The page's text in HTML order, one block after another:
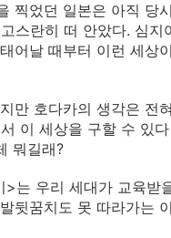
찍었던 일본은 아직 당
스란히 떠 안았다. 심
어날 때부터 이런 세상
만 호다카의 생각은 전
이 세상을 구할 수 있
뭐길래?
는 우리 세대가 교육받
뒷꿈치도 못 따라가는